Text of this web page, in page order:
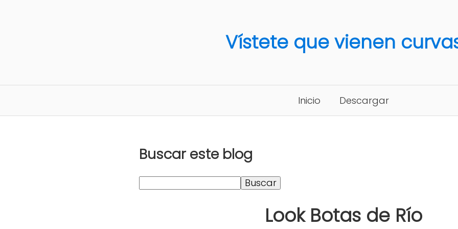
Vístete que vienen
Inicio Descargar
Buscar este blog
Look Botas de Río